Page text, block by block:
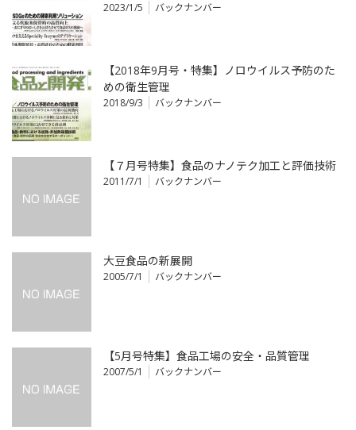
2023/1/5 バックナンバー
【2018年9月号・特集】ノロウイルス予防のた
めの衛生管理
2018/9/3 バックナンバー
【７月号特集】食品のナノテク加工と評価技術
2011/7/1 バックナンバー
大豆食品の新展開
2005/7/1 バックナンバー
【5月号特集】食品工場の安全・品質管理
2007/5/1 バックナンバー